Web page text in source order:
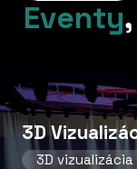
Eventy,
3D
3D vizualizácia